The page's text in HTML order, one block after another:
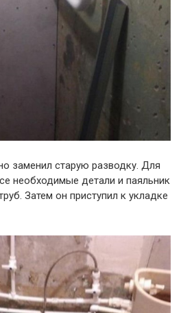
заменил старую разводку. Для
необходимые детали и паяльник
Затем он приступил к укладке